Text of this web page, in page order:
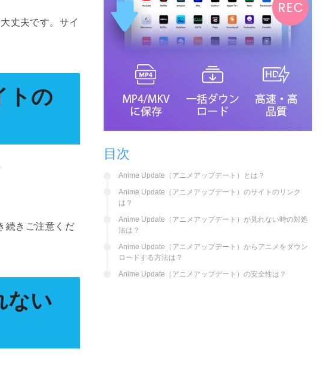
丈夫です。サイ
トの
続きご注意くだ
ない
目次
Anime Update（アニメアップデート）とは？
Anime Update（アニメアップデート）のサイトのリンク
は？
Anime Update（アニメアップデート）が見れない時の対処
法は？
Anime Update（アニメアップデート）からアニメをダウン
ロードする方法は？
Anime Update（アニメアップデート）の安全性は？